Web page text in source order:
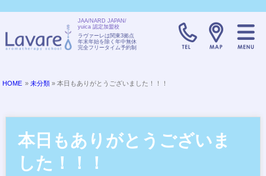
JAA/NARD JAPAN/
yuica 認定加盟校
ラヴァーレは関東3拠点
年末年始を除く年中無休
完全フリータイム予約制
TELL:0120-
HOME »未分類 » 本日もありがとうございました！！！
本日もありがとうございま
した！！！